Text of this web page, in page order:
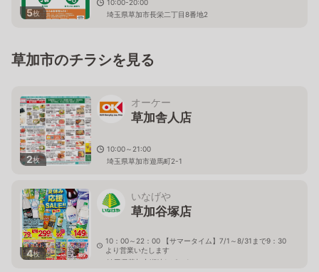
5枚
10:00-20:00
埼玉県草加市長栄二丁目8番地2
草加市のチラシを見る
2枚
オーケー
草加舎人店
10:00～21:00
埼玉県草加市遊馬町2-1
4枚
いなげや
草加谷塚店
10：00～22：00 【サマータイム】7/1～8/31まで9：30
より営業いたします
埼玉県草加市瀬崎1－9－1